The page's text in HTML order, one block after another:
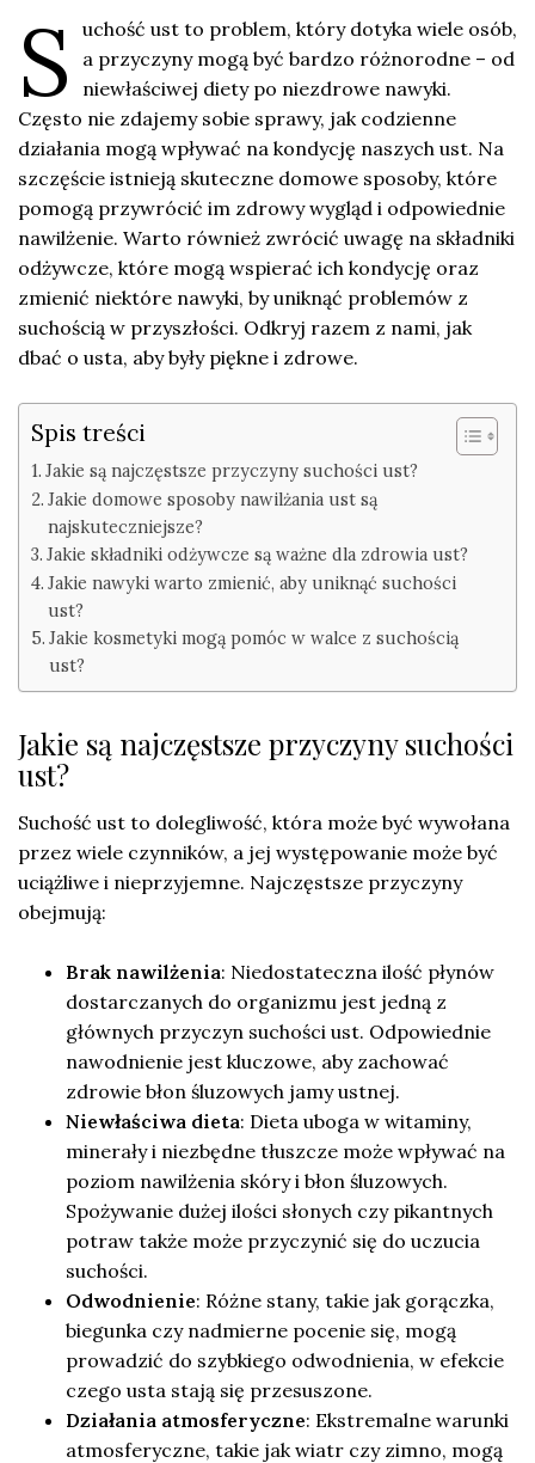
S
uchość ust to problem, który dotyka wiele osób,
a przyczyny mogą być bardzo różnorodne – od
niewłaściwej diety po niezdrowe nawyki.
Często nie zdajemy sobie sprawy, jak codzienne
działania mogą wpływać na kondycję naszych ust. Na
szczęście istnieją skuteczne domowe sposoby, które
pomogą przywrócić im zdrowy wygląd i odpowiednie
nawilżenie. Warto również zwrócić uwagę na składniki
odżywcze, które mogą wspierać ich kondycję oraz
zmienić niektóre nawyki, by uniknąć problemów z
suchością w przyszłości. Odkryj razem z nami, jak
dbać o usta, aby były piękne i zdrowe.
Spis treści
Jakie są najczęstsze przyczyny suchości ust?
Jakie domowe sposoby nawilżania ust są
najskuteczniejsze?
Jakie składniki odżywcze są ważne dla zdrowia ust?
Jakie nawyki warto zmienić, aby uniknąć suchości
ust?
Jakie kosmetyki mogą pomóc w walce z suchością
ust?
Jakie są najczęstsze przyczyny suchości
ust?
Suchość ust to dolegliwość, która może być wywołana
przez wiele czynników, a jej występowanie może być
uciążliwe i nieprzyjemne. Najczęstsze przyczyny
obejmują:
Brak nawilżenia: Niedostateczna ilość płynów
dostarczanych do organizmu jest jedną z
głównych przyczyn suchości ust. Odpowiednie
nawodnienie jest kluczowe, aby zachować
zdrowie błon śluzowych jamy ustnej.
Niewłaściwa dieta: Dieta uboga w witaminy,
minerały i niezbędne tłuszcze może wpływać na
poziom nawilżenia skóry i błon śluzowych.
Spożywanie dużej ilości słonych czy pikantnych
potraw także może przyczynić się do uczucia
suchości.
Odwodnienie: Różne stany, takie jak gorączka,
biegunka czy nadmierne pocenie się, mogą
prowadzić do szybkiego odwodnienia, w efekcie
czego usta stają się przesuszone.
Działania atmosferyczne: Ekstremalne warunki
atmosferyczne, takie jak wiatr czy zimno, mogą